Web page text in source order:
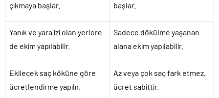
çıkmaya başlar.
başlar.
Yanık ve yara izi olan yerlere
de ekim yapılabilir.
Sadece dökülme yaşanan
alana ekim yapılabilir.
Ekilecek saç köküne göre
ücretlendirme yapılır.
Az veya çok saç fark etmez,
ücret sabittir.